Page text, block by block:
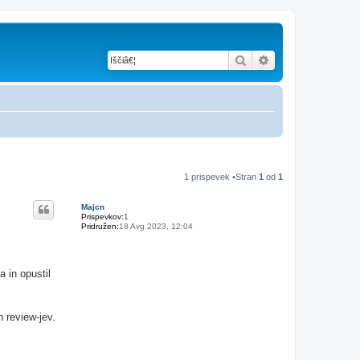
Iskanje
1 prispevek •Stran 1 od 1
Majcn
Prispevkov:1
Pridružen:18 Avg 2023, 12:04
in opustil
review-jev.